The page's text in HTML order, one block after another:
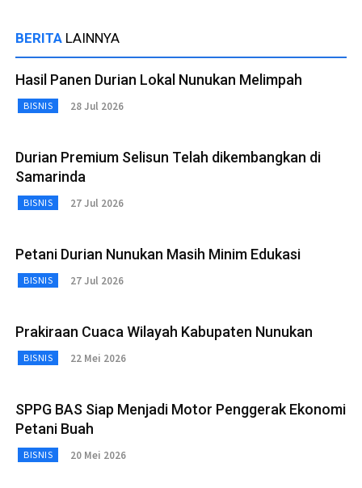
BERITA LAINNYA
Hasil Panen Durian Lokal Nunukan Melimpah
BISNIS 28 Jul 2026
Durian Premium Selisun Telah dikembangkan di
Samarinda
BISNIS 27 Jul 2026
Petani Durian Nunukan Masih Minim Edukasi
BISNIS 27 Jul 2026
Prakiraan Cuaca Wilayah Kabupaten Nunukan
BISNIS 22 Mei 2026
SPPG BAS Siap Menjadi Motor Penggerak Ekonomi
Petani Buah
BISNIS 20 Mei 2026